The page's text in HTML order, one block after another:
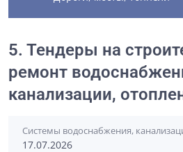
5. Тендеры на
ремонт
канализации,
Системы водоснабжения,
17.07.2026